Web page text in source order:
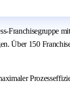
Über 150